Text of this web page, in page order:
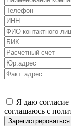
Я даю
соглашаюсь с